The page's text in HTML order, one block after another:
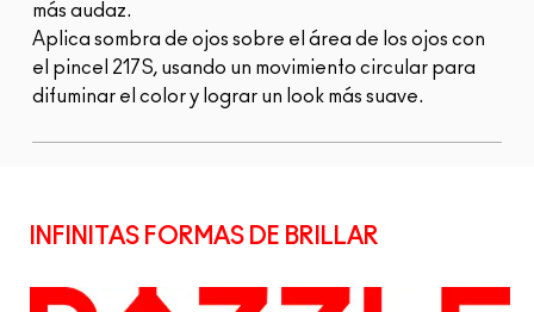
más audaz.
Aplica sombra de ojos sobre el área de los ojos con
el pincel 217S, usando un movimiento circular para
difuminar el color y lograr un look más suave.
INFINITAS FORMAS DE BRILLAR